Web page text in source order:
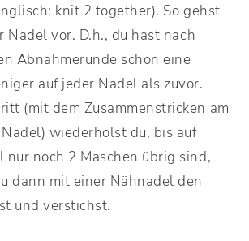
knit 2 together). So gehst
Nadel vor. D.h., du hast nach
Abnahmerunde schon eine
auf jeder Nadel als zuvor.
(mit dem Zusammenstricken am
wiederholst du, bis auf
nur noch 2 Maschen übrig sind,
dann mit einer Nähnadel den
und verstichst.